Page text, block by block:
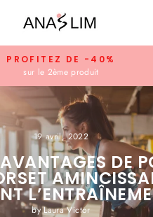
PROFITEZ DE -40%
sur le 2ème produit
19 avril, 2022
DE
by Laura Victor